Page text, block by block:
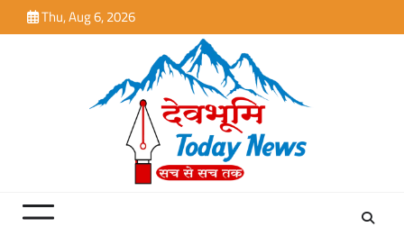
to
Thu, Aug 6, 2026